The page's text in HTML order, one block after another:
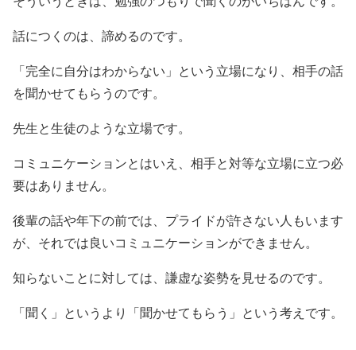
話につくのは、諦めるのです。
「完全に自分はわからない」という立場になり、相手の話
を聞かせてもらうのです。
先生と生徒のような立場です。
コミュニケーションとはいえ、相手と対等な立場に立つ必
要はありません。
後輩の話や年下の前では、プライドが許さない人もいます
が、それでは良いコミュニケーションができません。
知らないことに対しては、謙虚な姿勢を見せるのです。
「聞く」というより「聞かせてもらう」という考えです。